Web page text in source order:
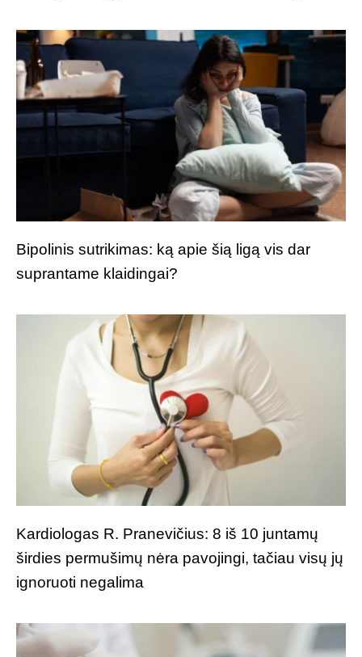
Bipolinis sutrikimas: ką apie šią ligą vis dar
suprantame klaidingai?
Kardiologas R. Pranevičius: 8 iš 10 juntamų
širdies permušimų nėra pavojingi, tačiau visų jų
ignoruoti negalima